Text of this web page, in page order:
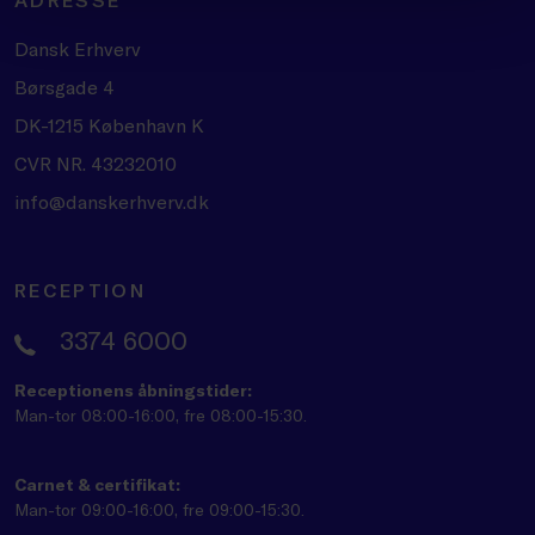
Dansk Erhverv
Børsgade 4
DK-1215 København K
CVR NR. 43232010
info@danskerhverv.dk
RECEPTION
3374 6000
Receptionens åbningstider:
Man-tor 08:00-16:00, fre 08:00-15:30.
Carnet & certifikat:
Man-tor 09:00-16:00, fre 09:00-15:30.